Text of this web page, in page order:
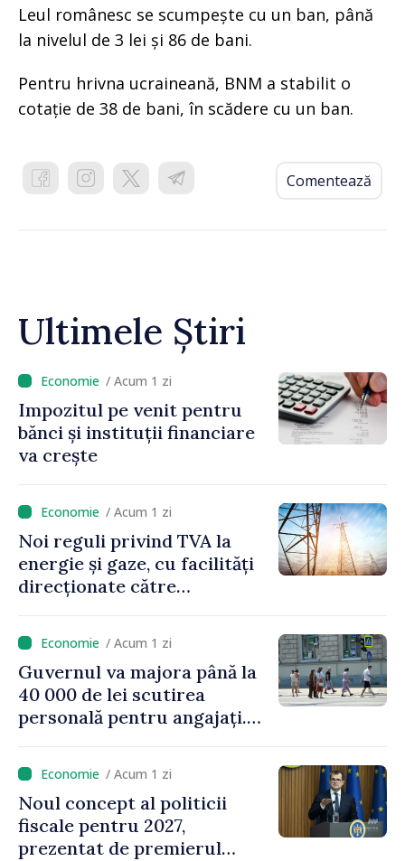
Leul românesc se scumpește cu un ban, până
la nivelul de 3 lei și 86 de bani.
Pentru hrivna ucraineană, BNM a stabilit o
cotație de 38 de bani, în scădere cu un ban.
Comentează
Ultimele Știri
/ Acum 1 zi
Impozitul pe venit pentru
bănci și instituții financiare
va crește
/ Acum 1 zi
Noi reguli privind TVA la
energie și gaze, cu facilități
direcționate către
/ Acum 1 zi
Guvernul va majora până la
40 000 de lei scutirea
personală pentru angajați.
de milioane de lei îi lăsăm
oamenilor”/ Acum 1 zi
Noul concept al politicii
fiscale pentru 2027,
prezentat de premierul